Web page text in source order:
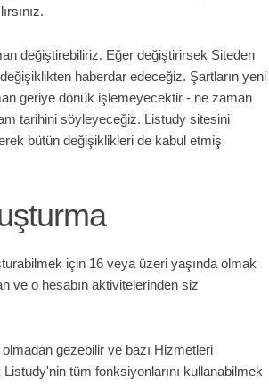
değiştirebiliriz. Eğer değiştirirsek Siteden
haberdar edeceğiz. Şartların yeni
geriye dönük işlemeyecektir - ne zaman
tarihini söyleyeceğiz. Listudy sitesini
bütün değişiklikleri de kabul etmiş
için 16 veya üzeri yaşında olmak
ve o hesabın aktivitelerinden siz
gezebilir ve bazı Hizmetleri
tüm fonksiyonlarını kullanabilmek